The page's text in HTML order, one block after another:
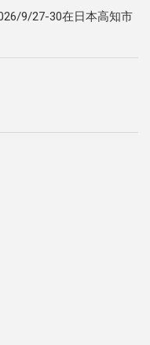
9/27-30在日本高知市